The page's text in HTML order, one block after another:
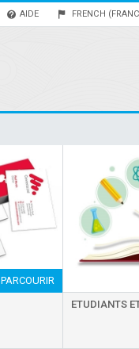
FRENCH
AIDE
PARCOURIR
ETUDIANTS